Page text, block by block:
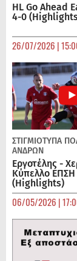
HL Go Ahead
4-0
26/07/2026 |
ΣΤΙΓΜΙΟΤΥΠΑ
ΑΝΔΡΏΝ
Εργοτέλης -
Κύπελλο ΕΠΣΗ
(Highlights)
06/05/2026 |